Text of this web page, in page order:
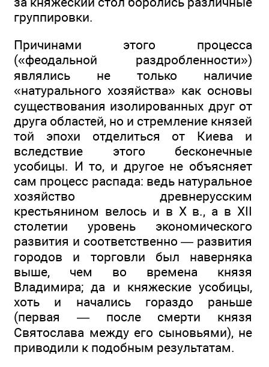
группировки.
Причинами этого процесса
(«феодальной раздробленности»)
являлись не только наличие
«натурального хозяйства» как основы
существования изолированных друг от
друга областей, но и стремление князей
той эпохи отделиться от Киева и
вследствие этого бесконечные
усобицы. И то, и другое не объясняет
сам процесс распада: ведь натуральное
хозяйство древнерусским
крестьянином велось и в X в., а в XII
столетии уровень экономического
развития и соответственно — развития
городов и торговли был наверняка
выше, чем во времена князя
Владимира; да и княжеские усобицы,
хоть и начались гораздо раньше
(первая — после смерти князя
Святослава между его сыновьями), не
приводили к подобным результатам.